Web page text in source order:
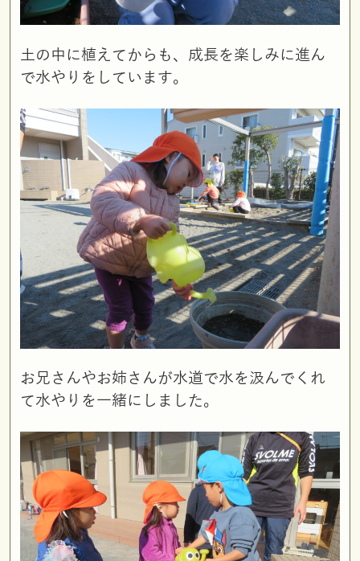
土の中に植えてからも、成長を楽しみに進ん
で水やりをしています。
お兄さんやお姉さんが水道で水を汲んでくれ
て水やりを一緒にしました。